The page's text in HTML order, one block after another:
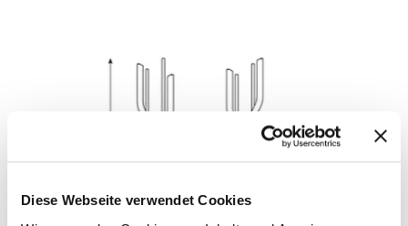
Diese Webseite verwendet Cookies